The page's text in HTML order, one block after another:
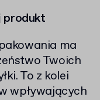
produkt
ma
Twoich
To z kolei
wpływających